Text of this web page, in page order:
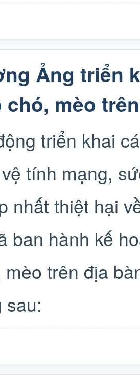
Ảng triển
chó, mèo
triển khai
tính mạng,
nhất thiệt hại
ban hành kế
mèo trên địa
sau: